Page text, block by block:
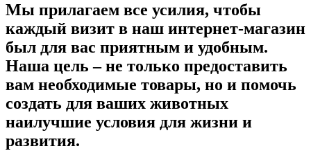
Мы прилагаем все усилия, чтобы
каждый визит в наш интернет-магазин
был для вас приятным и удобным.
Наша цель – не только предоставить
вам необходимые товары, но и помочь
создать для ваших животных
наилучшие условия для жизни и
развития.